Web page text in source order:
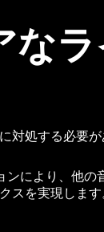
なラ
対処する必要が
により、他の
を実現します